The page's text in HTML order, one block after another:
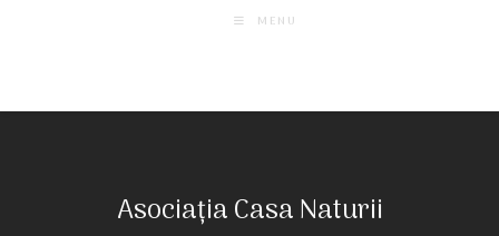
MENU
Asociația Casa Naturii